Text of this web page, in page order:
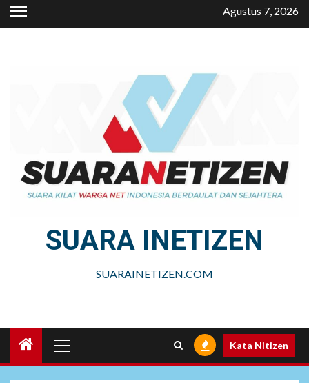
Skip
to
Agustus 7, 2026
SUARA INETIZEN
SUARAINETIZEN.COM
Menu
Kata Nitizen